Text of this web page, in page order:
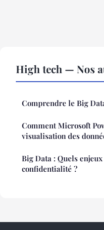
High tech — Nos
Comprendre le Big
Comment Microsoft
visualisation des
Big Data : Quels
confidentialité ?